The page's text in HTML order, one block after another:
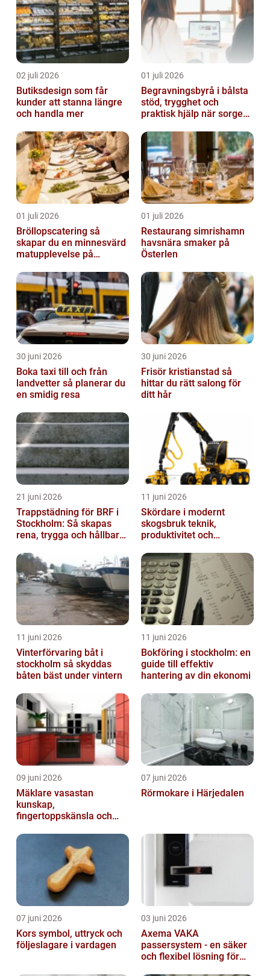
02 juli 2026
Butiksdesign som får
kunder att stanna längre
och handla mer
01 juli 2026
Begravningsbyrå i bålsta
stöd, trygghet och
praktisk hjälp när sorgen
01 juli 2026
Bröllopscatering så
skapar du en minnesvärd
matupplevelse på
01 juli 2026
Restaurang simrishamn
havsnära smaker på
Österlen
30 juni 2026
Boka taxi till och från
landvetter så planerar du
en smidig resa
30 juni 2026
Frisör kristianstad så
hittar du rätt salong för
ditt hår
21 juni 2026
Trappstädning för BRF i
Stockholm: Så skapas
rena, trygga och hållbara
11 juni 2026
Skördare i modernt
skogsbruk teknik,
produktivitet och
11 juni 2026
Vinterförvaring båt i
stockholm så skyddas
båten bäst under vintern
11 juni 2026
Bokföring i stockholm: en
guide till effektiv
hantering av din ekonomi
09 juni 2026
Mäklare vasastan
kunskap,
fingertoppskänsla och
07 juni 2026
Rörmokare i Härjedalen
07 juni 2026
Kors symbol, uttryck och
följeslagare i vardagen
03 juni 2026
Axema VAKA
passersystem - en säker
och flexibel lösning för